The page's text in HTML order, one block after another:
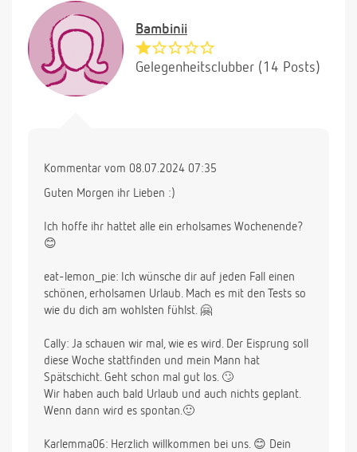
Bambinii
Gelegenheitsclubber (14 Posts)
Kommentar vom 08.07.2024 07:35
Guten Morgen ihr Lieben :)
Ich hoffe ihr hattet alle ein erholsames Wochenende?
😊
eat-lemon_pie: Ich wünsche dir auf jeden Fall einen
schönen, erholsamen Urlaub. Mach es mit den Tests so
wie du dich am wohlsten fühlst. 🤗
Cally: Ja schauen wir mal, wie es wird. Der Eisprung soll
diese Woche stattfinden und mein Mann hat
Spätschicht. Geht schon mal gut los. 🙄
Wir haben auch bald Urlaub und auch nichts geplant.
Wenn dann wird es spontan.🙂
Karlemma06: Herzlich willkommen bei uns. 😊 Dein